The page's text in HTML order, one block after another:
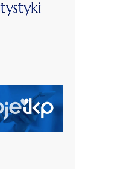
czytaj
czytaj